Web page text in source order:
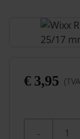
€3,95
quantité